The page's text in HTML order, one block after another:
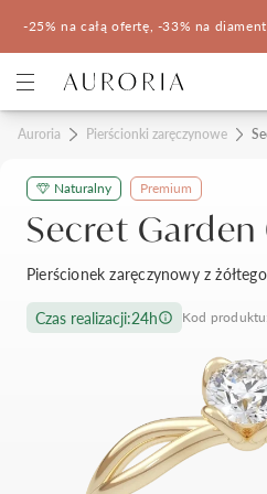
-25% na całą ofertę, -33% na
Kategorie
Pierścionki zaręczynowe
Pomocne
Konfigurator 3D
Salony Auroria
Salony Auroria
Salon Auroria Arkadia
Korzyści z
Auroria Pierścionki zaręczynowe
Naturalny Premium
Secret
Pierścionek zaręczynowy z
Czas realizacji:24h Kod